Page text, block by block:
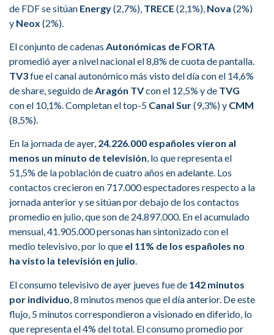
de FDF se sitúan Energy(2,7%), TRECE(2,1%), Nova (2%)
y Neox (2%).
El conjunto de cadenas Autonómicas de FORTA
promedió ayer a nivel nacional el 8,8% de cuota de pantalla.
TV3fue el canal autonómico más visto del día con el 14,6%
de share, seguido deAragón TVcon el 12,5% y de TVG
con el 10,1%. Completan el top-5 Canal Sur(9,3%) y CMM
(8,5%).
En la jornada de ayer, 24.226.000 españoles vieron al
menos un minuto de televisión, lo que representa el
51,5% de la población de cuatro años en adelante. Los
contactos crecieron en 717.000 espectadores respecto a la
jornada anterior y se sitúan por debajo de los contactos
promedio en julio, que son de 24.897.000. En el acumulado
mensual, 41.905.000 personas han sintonizado con el
medio televisivo, por lo que el 11% de los españoles no
ha visto la televisión en julio.
El consumo televisivo de ayer jueves fue de 142 minutos
por individuo , 8 minutos menos que el día anterior. De este
flujo, 5 minutos correspondieron a visionado en diferido, lo
que representa el 4% del total. El consumo promedio por